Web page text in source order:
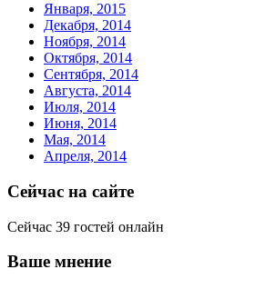
Января, 2015
Декабря, 2014
Ноября, 2014
Октября, 2014
Сентября, 2014
Августа, 2014
Июля, 2014
Июня, 2014
Мая, 2014
Апреля, 2014
Сейчас на сайте
Сейчас 39 гостей онлайн
Ваше мнение